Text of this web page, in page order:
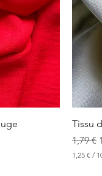
Tissu
Prix
1,79 €
1,25 € /